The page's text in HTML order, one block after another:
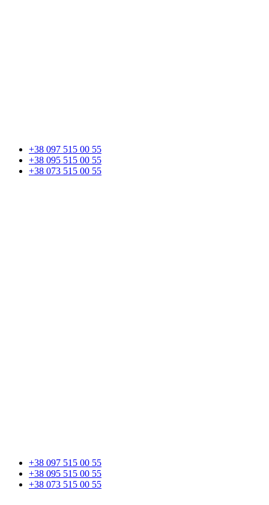
+38 097 515 00 55
+38 095 515 00 55
+38 073 515 00 55
+38 097 515 00 55
+38 095 515 00 55
+38 073 515 00 55